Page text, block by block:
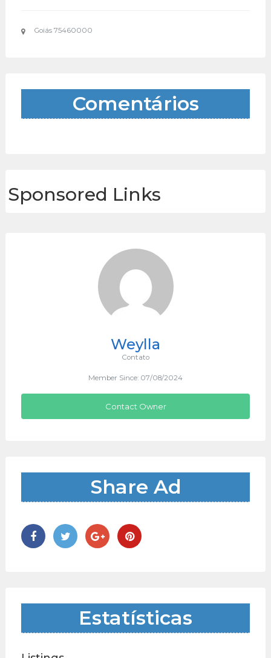
Goiás 75460000
Comentários
Sponsored Links
Weylla
Contato
Member Since: 07/08/2024
Contact Owner
Share Ad
Estatísticas